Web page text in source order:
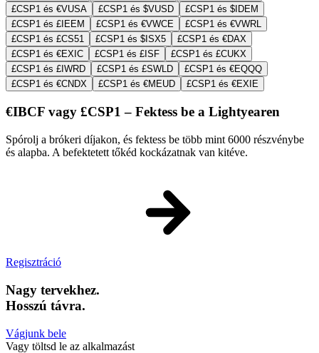
£CSP1 és €VUSA
£CSP1 és $VUSD
£CSP1 és $IDEM
£CSP1 és £IEEM
£CSP1 és €VWCE
£CSP1 és €VWRL
£CSP1 és £CS51
£CSP1 és $ISX5
£CSP1 és €DAX
£CSP1 és €EXIC
£CSP1 és £ISF
£CSP1 és £CUKX
£CSP1 és £IWRD
£CSP1 és £SWLD
£CSP1 és €EQQQ
£CSP1 és €CNDX
£CSP1 és €MEUD £CSP1 és €EXIE
€IBCF vagy £CSP1 – Fektess be a Lightyearen
Spórolj a brókeri díjakon, és fektess be több mint 6000 részvénybe
és alapba. A befektetett tőkéd kockázatnak van kitéve.
Regisztráció
Nagy tervekhez.
Hosszú távra.
Vágjunk bele
Vagy töltsd le az alkalmazást